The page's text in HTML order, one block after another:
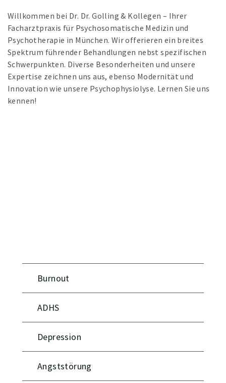
Willkommen bei Dr. Dr. Golling & Kollegen – Ihrer
Facharztpraxis für Psychosomatische Medizin und
Psychotherapie in München. Wir offerieren ein breites
Spektrum führender Behandlungen nebst spezifischen
Schwerpunkten. Diverse Besonderheiten und unsere
Expertise zeichnen uns aus, ebenso Modernität und
Innovation wie unsere Psychophysiolyse. Lernen Sie uns
kennen!
Burnout
ADHS
Depression
Angststörung